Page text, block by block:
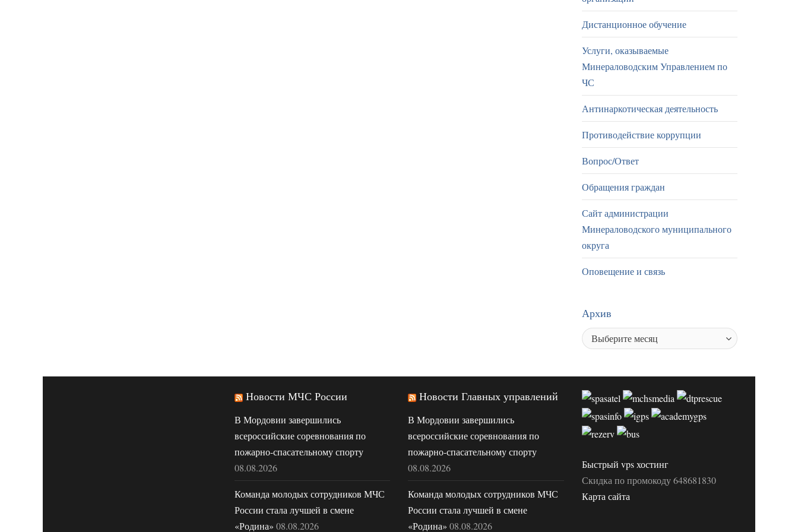
Дистанционное обучение
Услуги, оказываемые
Минераловодским Управлением по
ЧС
Антинаркотическая деятельность
Противодействие коррупции
Вопрос/Ответ
Обращения граждан
Сайт администрации
Минераловодского муниципального
округа
Оповещение и связь
Архив
Новости МЧС России
В Мордовии завершились
всероссийские соревнования по
пожарно-спасательному спорту
08.08.2026
Команда молодых сотрудников МЧС
России стала лучшей в смене
«Родина» 08.08.2026
Новости Главных управлений
В Мордовии завершились
всероссийские соревнования по
пожарно-спасательному спорту
08.08.2026
Команда молодых сотрудников МЧС
России стала лучшей в смене
«Родина» 08.08.2026
Быстрый vps хостинг
Скидка по промокоду 648681830
Карта сайта